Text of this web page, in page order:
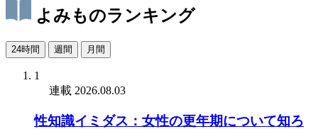
よみものランキング
24時間 週間 月間
1
連載 2026.08.03
性知識イミダス：女性の更年期について知ろ